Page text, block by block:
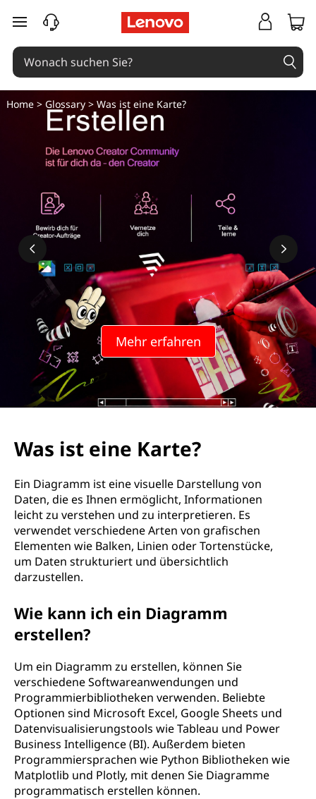
W
a
t
zum Hauptinhalt springen
Mehr erfahren
Home> Glossary> Was ist eine Karte?
Was ist eine Karte?
Ein Diagramm ist eine visuelle Darstellung von
Daten, die es Ihnen ermöglicht, Informationen
leicht zu verstehen und zu interpretieren. Es
verwendet verschiedene Arten von grafischen
Elementen wie Balken, Linien oder Tortenstücke,
um Daten strukturiert und übersichtlich
darzustellen.
Wie kann ich ein Diagramm
erstellen?
Um ein Diagramm zu erstellen, können Sie
verschiedene Softwareanwendungen und
Programmierbibliotheken verwenden. Beliebte
Optionen sind Microsoft Excel, Google Sheets und
Datenvisualisierungstools wie Tableau und Power
Business Intelligence (BI). Außerdem bieten
Programmiersprachen wie Python Bibliotheken wie
Matplotlib und Plotly, mit denen Sie Diagramme
programmatisch erstellen können.